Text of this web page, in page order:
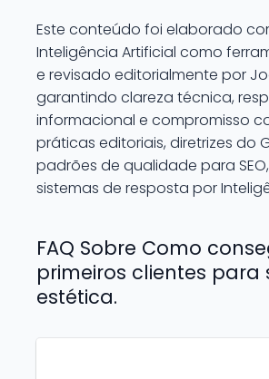
Este conteúdo foi elaborado
Inteligência Artificial como
e revisado editorialmente por
garantindo clareza técnica,
informacional e compromisso
práticas editoriais, diretrizes do
padrões de qualidade para SEO,
sistemas de resposta por
FAQ Sobre Como
primeiros clientes para
estética.